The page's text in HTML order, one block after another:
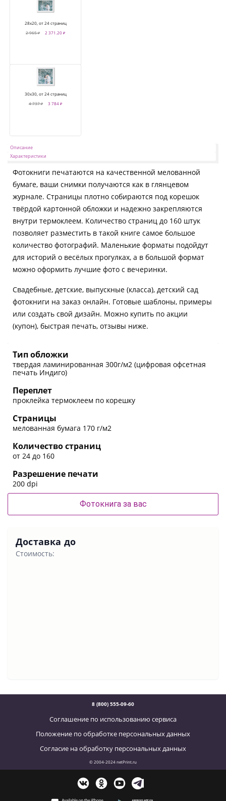
28х20, от 24 страниц
2 965 ₽
2 371.20 ₽
30х30, от 24 страниц
4 737 ₽
3 784 ₽
Описание
Характеристики
Фотокниги печатаются на качественной мелованной
бумаге, ваши снимки получаются как в глянцевом
журнале. Страницы плотно собираются под корешок
твёрдой картонной обложки и надежно закрепляются
внутри термоклеем. Количество страниц до 160 штук
позволяет разместить в такой книге самое большое
количество фотографий. Маленькие форматы подойдут
для историй о весёлых прогулках, а в большой формат
можно оформить лучшие фото с вечеринки.
Свадебные, детские, выпускные (класса), детский сад
фотокниги на заказ онлайн. Готовые шаблоны, примеры
или создать свой дизайн. Можно купить по акции
(купон), быстрая печать, отзывы ниже.
Тип обложки
твердая ламинированная 300г/м2 (цифровая офсетная
печать Индиго)
Переплет
проклейка термоклеем по корешку
Страницы
мелованная бумага 170 г/м2
Количество страниц
от 24 до 160
Разрешение печати
200 dpi
Фотокнига за вас
Доставка до
Стоимость:
8 (800) 555-09-60
Соглашение по использованию сервиса
Положение по обработке персональных данных
Согласие на обработку персональных данных
© 2004-2024 netPrint.ru